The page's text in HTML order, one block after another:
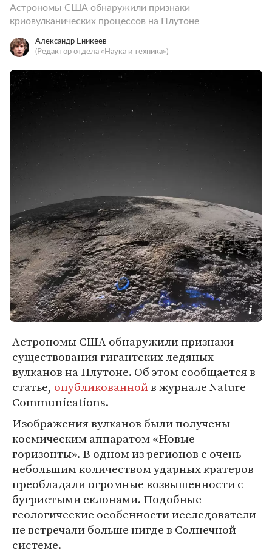
Астрономы США обнаружили признаки
криовулканических процессов на Плутоне
Александр Еникеев
(Редактор отдела «Наука и техника»)
Астрономы США обнаружили признаки
существования гигантских ледяных
вулканов на Плутоне. Об этом сообщается в
статье, опубликованнойв журнале Nature
Communications.
Изображения вулканов были получены
космическим аппаратом «Новые
горизонты». В одном из регионов с очень
небольшим количеством ударных кратеров
преобладали огромные возвышенности с
бугристыми склонами. Подобные
геологические особенности исследователи
не встречали больше нигде в Солнечной
системе.